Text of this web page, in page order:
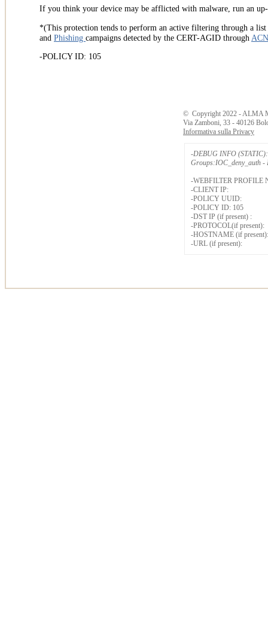
If you think your device may be afflicted with malware, run an
*(This protection tends to perform an active filtering through a
and Phishing campaigns detected by the CERT-AGID through
-POLICY ID: 105
© Copyright 2022 - ALMA
Via Zamboni, 33 - 40126
Informativa sulla Privacy
-DEBUG INFO (STATIC):
Groups:IOC_deny_auth -
-WEBFILTER PROFILE
-CLIENT IP:
-POLICY UUID:
-POLICY ID: 105
-DST IP (if present) :
-PROTOCOL(if present):
-HOSTNAME (if present):
-URL (if present):